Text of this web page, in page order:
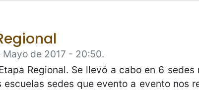
de 2017 - 20:50.
Regional. Se llevó a cabo en 6
sedes que evento a evento nos